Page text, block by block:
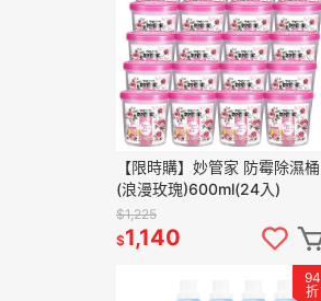
【限時購】妙管家 防霉除濕桶
(浪漫玫瑰)600ml(24入)
$1,225
$1,140
94
折